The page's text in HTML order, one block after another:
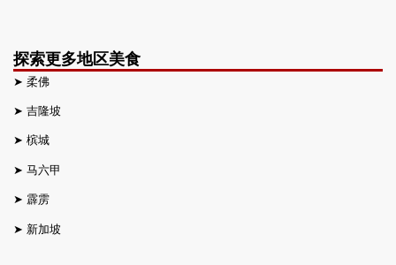
探索更多地区美食
➤ 柔佛
➤ 吉隆坡
➤ 槟城
➤ 马六甲
➤ 霹雳
➤ 新加坡